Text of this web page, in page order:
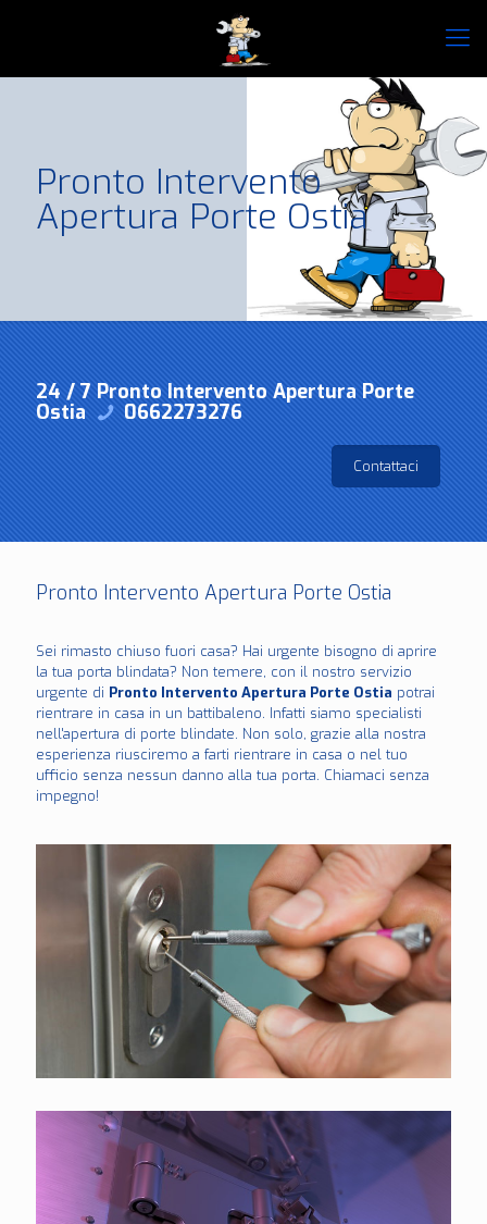
Pronto Intervento
Apertura Porte Ostia
24 / 7 Pronto Intervento Apertura Porte
Ostia 0662273276
Contattaci
Pronto Intervento Apertura Porte Ostia
Sei rimasto chiuso fuori casa? Hai urgente bisogno di aprire
la tua porta blindata? Non temere, con il nostro servizio
urgente di Pronto Intervento Apertura Porte Ostia potrai
rientrare in casa in un battibaleno. Infatti siamo specialisti
nell'apertura di porte blindate. Non solo, grazie alla nostra
esperienza riusciremo a farti rientrare in casa o nel tuo
ufficio senza nessun danno alla tua porta. Chiamaci senza
impegno!